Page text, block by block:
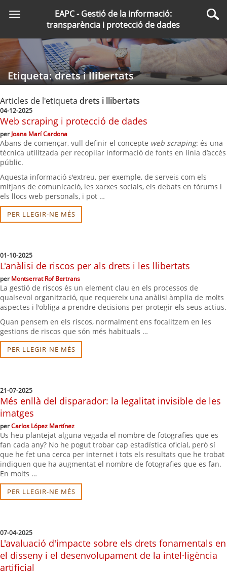
principal
Toggle
navigation
EAPC - Gestió de la informació:
transparència i protecció de dades
Etiqueta: drets i llibertats
Articles de l'etiqueta drets i llibertats
04-12-2025
Web scraping i protecció de dades
perJoana Marí Cardona
Abans de començar, vull definir el concepte web scraping: és una
tècnica utilitzada per recopilar informació de fonts en línia d’accés
públic.
Aquesta informació s'extreu, per exemple, de serveis com els
mitjans de comunicació, les xarxes socials, els debats en fòrums i
els llocs web personals, i pot …
PER LLEGIR-NE MÉS
01-10-2025
L'anàlisi de riscos per als drets i les llibertats
perMontserrat Rof Bertrans
La gestió de riscos és un element clau en els processos de
qualsevol organització, que requereix una anàlisi àmplia de molts
aspectes i l'obliga a prendre decisions per protegir els seus actius.
Quan pensem en els riscos, normalment ens focalitzem en les
gestions de riscos que són més habituals …
PER LLEGIR-NE MÉS
21-07-2025
Més enllà del disparador: la legalitat invisible de les
imatges
perCarlos López Martínez
Us heu plantejat alguna vegada el nombre de fotografies que es
fan cada any? No he pogut trobar cap estadística oficial, però sí
que he fet una cerca per internet i tots els resultats que he trobat
indiquen que ha augmentat el nombre de fotografies que es fan.
En molts …
PER LLEGIR-NE MÉS
07-04-2025
L'avaluació d'impacte sobre els drets fonamentals en
el disseny i el desenvolupament de la intel·ligència
artificial